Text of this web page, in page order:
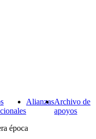
AlianzasArchivo de
apoyos
época